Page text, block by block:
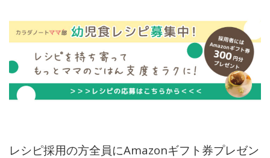
レシピ採用の方全員にAmazonギフト券プレゼン